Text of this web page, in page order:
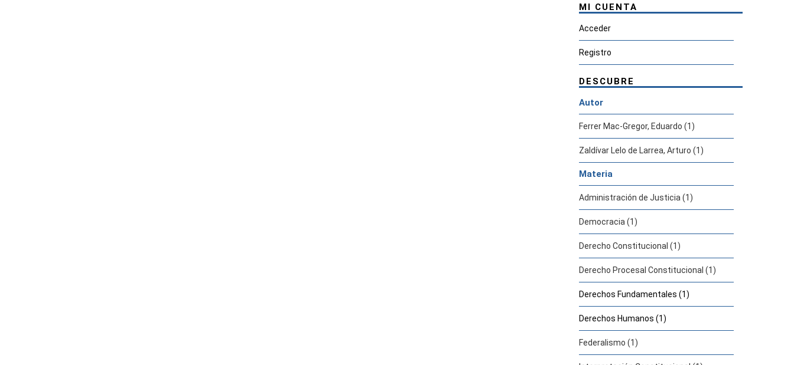
MI CUENTA
Acceder
Registro
DESCUBRE
Autor
Ferrer Mac-Gregor, Eduardo (1)
Zaldívar Lelo de Larrea, Arturo (1)
Materia
Administración de Justicia (1)
Democracia (1)
Derecho Constitucional (1)
Derecho Procesal Constitucional (1)
Derechos Fundamentales (1)
Derechos Humanos (1)
Federalismo (1)